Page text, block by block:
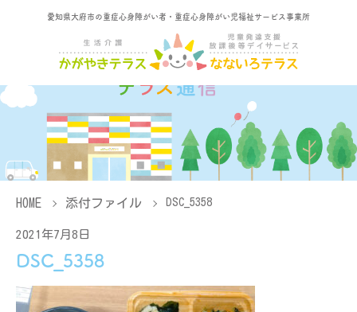
愛知県大府市の重症心身障がい者・重症心身障がい児福祉サービス事業所
HOME 添付ファイル DSC_5358
2021年7月8日
DSC_5358